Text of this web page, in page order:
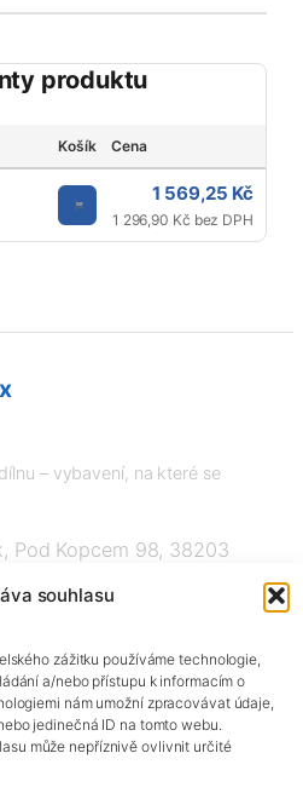
souhlasu
zážitku používáme technologie,
a/nebo přístupu k informacím o
nám umožní zpracovávat údaje,
jedinečná ID na tomto webu.
může nepříznivě ovlivnit určité
produktu
Košík Cena
1 569,25 Kč
1 296,90 Kč bez DPH
– vybavení, na které se
Pod Kopcem 98, 38203